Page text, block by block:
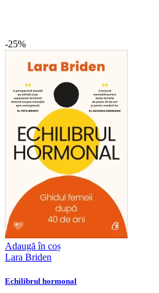
-25%
Adaugă în coș
Lara Briden
Echilibrul hormonal